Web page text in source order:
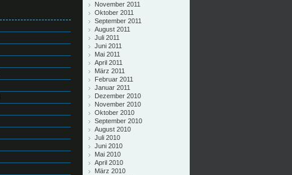
November 2011
Oktober 2011
September 2011
August 2011
Juli 2011
Juni 2011
Mai 2011
April 2011
März 2011
Februar 2011
Januar 2011
Dezember 2010
November 2010
Oktober 2010
September 2010
August 2010
Juli 2010
Juni 2010
Mai 2010
April 2010
März 2010